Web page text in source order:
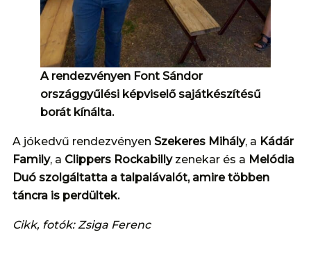
A rendezvényen Font Sándor
országgyűlési képviselő sajátkészítésű
borát kínálta.
A jókedvű rendezvényen Szekeres Mihály, a Kádár
Family, a Clippers Rockabillyzenekar és a Melódia
Duó szolgáltatta a talpalávalót, amire többen
táncra is perdültek.
Cikk, fotók: Zsiga Ferenc